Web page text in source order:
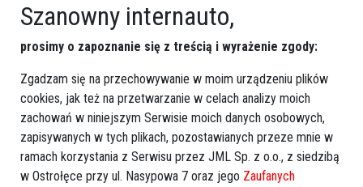
Nadbużańska Kraina Spokoju, gdzie można znaleźć nie
tylko ciekawe atrakcje, jak na przykład kapliczka św.
Wędrującym Janem, ale przede wszystkim można
zaznać błogiego spokoju i odetchnąć od
wielkomiejskiego zgiełku;
Od ławeczki Himilsbacha do ławeczki w Wilkowyjach –
to mikrowyprawa po Mazowszu dla miłośników historii,
Szanowny internauto,
prosimy o zapoznanie się z treścią i wyrażenie zgody:
Zgadzam się na przechowywanie w moim urządzeniu plików
cookies, jak też na przetwarzanie w celach analizy moich
zachowań w niniejszym Serwisie moich danych osobowych,
zapisywanych w tych plikach, pozostawianych przeze mnie w
ramach korzystania z Serwisu przez JML Sp. z o.o., z siedzibą
w Ostrołęce przy ul. Nasypowa 7 oraz jego Zaufanych